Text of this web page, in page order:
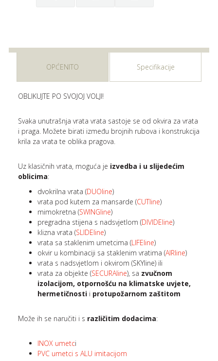
OPĆENITO Specifikacije
OBLIKUJTE PO SVOJOJ VOLJI!
Svaka unutrašnja vrata vrata sastoje se od okvira za vrata
i praga. Možete birati između brojnih rubova i konstrukcija
krila za vrata te oblika pragova.
Uz klasičnih vrata, moguća je izvedba i u slijedećim
oblicima:
dvokrilna vrata (DUOline)
vrata pod kutem za mansarde (CUTline)
mimokretna (SWINGline)
pregradna stijena s nadsvjetlom (DIVIDEline)
klizna vrata (SLIDEline)
vrata sa staklenim umetcima (LIFEline)
okvir u kombinaciji sa staklenim vratima (AIRline)
vrata s nadsvjetlom i okvirom (SKYline) ili
vrata za objekte (SECURAline), sa zvučnom
izolacijom, otpornošću na klimatske uvjete,
hermetičnosti i protupožarnom zaštitom
Može ih se naručiti i s različitim dodacima:
INOX umetci
PVC umetci s ALU imitacijom